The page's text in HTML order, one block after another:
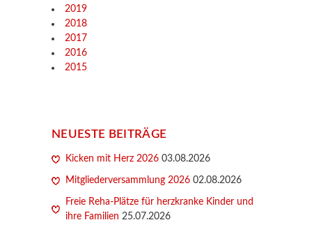
2019
2018
2017
2016
2015
NEUESTE BEITRÄGE
Kicken mit Herz 2026 03.08.2026
Mitgliederversammlung 2026 02.08.2026
Freie Reha-Plätze für herzkranke Kinder und
ihre Familien 25.07.2026